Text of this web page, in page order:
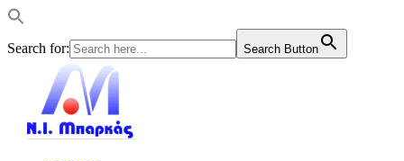
Search for: Search Button